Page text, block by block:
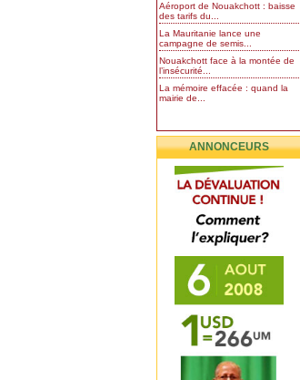
Aéroport de Nouakchott : baisse
des tarifs du...
La Mauritanie lance une
campagne de semis...
Nouakchott face à la montée de
l’insécurité...
La mémoire effacée : quand la
mairie de...
ANNONCEURS